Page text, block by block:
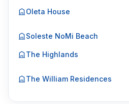
Oleta House
Soleste NoMi Beach
The Highlands
The William Residences